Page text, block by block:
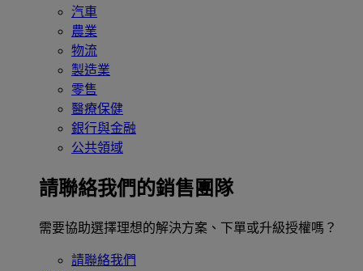
汽車
農業
物流
製造業
零售
醫療保健
銀行與金融
公共領域
請聯絡我們的銷售團隊
需要協助選擇理想的解決方案、下單或升級授權嗎？
請聯絡我們